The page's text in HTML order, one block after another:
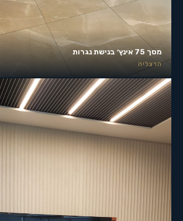
מסך 75 אינץ׳ בנישת נגרות
הרצליה